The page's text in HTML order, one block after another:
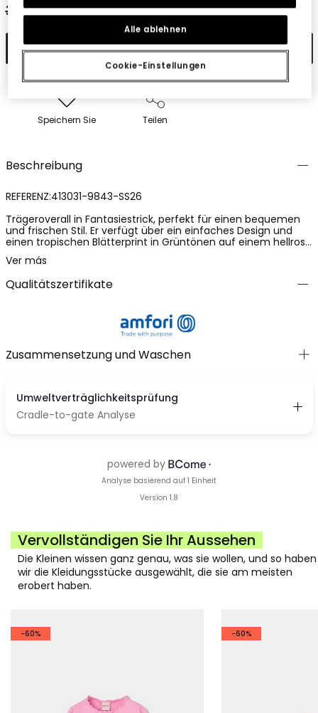
35,95 € 17,95 €
In den Warenkorb
Speichern Sie Teilen
Beschreibung
REFERENZ:413031-9843-SS26
Trägeroverall in Fantasiestrick, perfekt für einen bequemen
und frischen Stil. Er verfügt über ein einfaches Design und
einen tropischen Blätterprint in Grüntönen auf einem hellrosa
Hintergrund. Die Träger sind dünn und haben denselben Print
wie das Kleidungsstück und sind als Detail mit bunten Perlen
versehen. Die Größen sind von 2 bis 14 Jahren erhältlich. Eine
sehr farbenfrohe und lustige Option für den
Ver más
Qualitätszertifikate
Zusammensetzung und Waschen
Vervollständigen Sie Ihr Aussehen
Die Kleinen wissen ganz genau, was sie wollen, und so haben
wir die Kleidungsstücke ausgewählt, die sie am meisten
erobert haben.
-60% -60%
Cookie-Einstellungen
Alle ablehnen